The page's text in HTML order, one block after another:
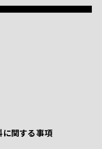
関する事項